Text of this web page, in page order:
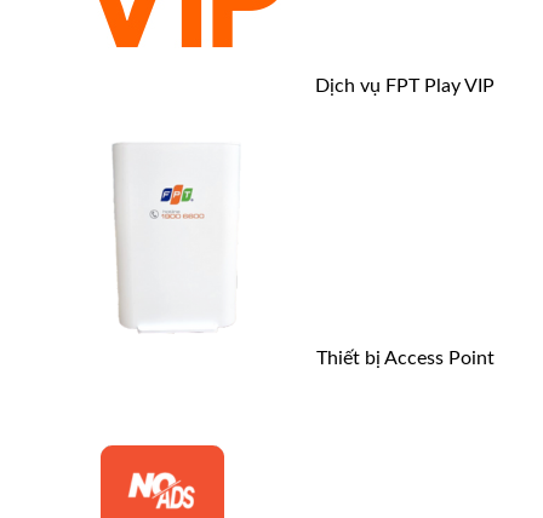
Dịch vụ FPT Play VIP
Thiết bị Access Point